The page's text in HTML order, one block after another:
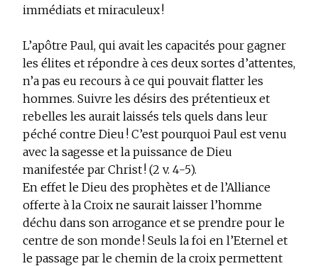
immédiats et miraculeux !
L’apôtre Paul, qui avait les capacités pour gagner
les élites et répondre à ces deux sortes d’attentes,
n’a pas eu recours à ce qui pouvait flatter les
hommes. Suivre les désirs des prétentieux et
rebelles les aurait laissés tels quels dans leur
péché contre Dieu ! C’est pourquoi Paul est venu
avec la sagesse et la puissance de Dieu
manifestée par Christ ! (2 v. 4-5).
En effet le Dieu des prophètes et de l’Alliance
offerte à la Croix ne saurait laisser l’homme
déchu dans son arrogance et se prendre pour le
centre de son monde ! Seuls la foi en l’Eternel et
le passage par le chemin de la croix permettent